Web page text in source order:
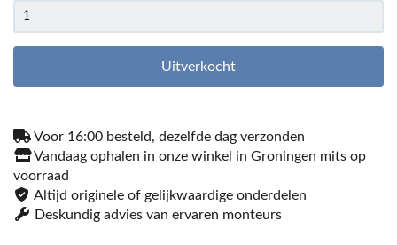
Uitverkocht
Voor 16:00 besteld, dezelfde dag verzonden
Vandaag ophalen in onze winkel in Groningen mits op
voorraad
Altijd originele of gelijkwaardige onderdelen
Deskundig advies van ervaren monteurs